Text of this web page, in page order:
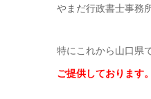
やまだ行政書士事務
特にこれから山口県
ご提供しております。